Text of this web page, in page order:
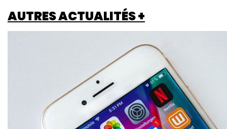
AUTRES ACTUALITÉS +